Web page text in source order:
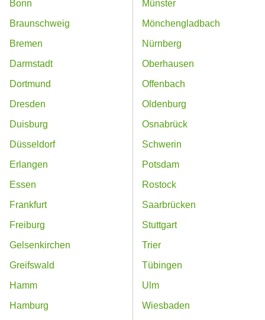
Bonn
Braunschweig
Bremen
Darmstadt
Dortmund
Dresden
Duisburg
Düsseldorf
Erlangen
Essen
Frankfurt
Freiburg
Gelsenkirchen
Greifswald
Hamm
Hamburg
Münster
Mönchengladbach
Nürnberg
Oberhausen
Offenbach
Oldenburg
Osnabrück
Schwerin
Potsdam
Rostock
Saarbrücken
Stuttgart
Trier
Tübingen
Ulm
Wiesbaden